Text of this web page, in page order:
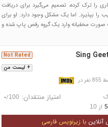
را ترک کرده، تصمیم می‌گیرد برای دریافت
را بپذیرد. اما یک مشکل وجود دارد: او برای
صورت مخفیانه وارد یک گروه رقص پاپ شده و
+ لیست من
Not Rated Sing
در
امتیاز منتقدان: -/100
از 10
با زیرنویس فارسی